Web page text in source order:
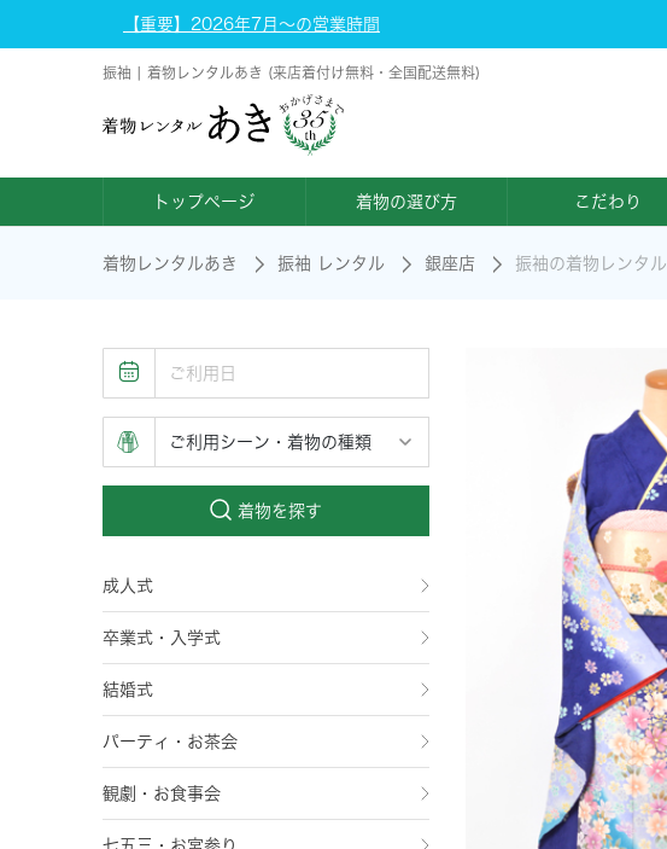
【重要】2026年7月～の営業時間
振袖 | 着物レンタルあき (来店着付け無料・全国配送無料)
トップページ 着物の選び方 こだわり
着物レンタルあき 振袖 レンタル 銀座店 振袖の着物レンタル
着物を探す
成人式
卒業式・入学式
結婚式
パーティ・お茶会
観劇・お食事会